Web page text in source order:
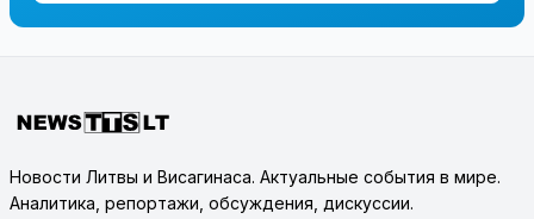
Новости Литвы и Висагинаса. Актуальные события в мире.
Аналитика, репортажи, обсуждения, дискуссии.